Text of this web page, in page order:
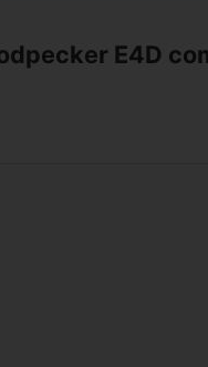
E4D